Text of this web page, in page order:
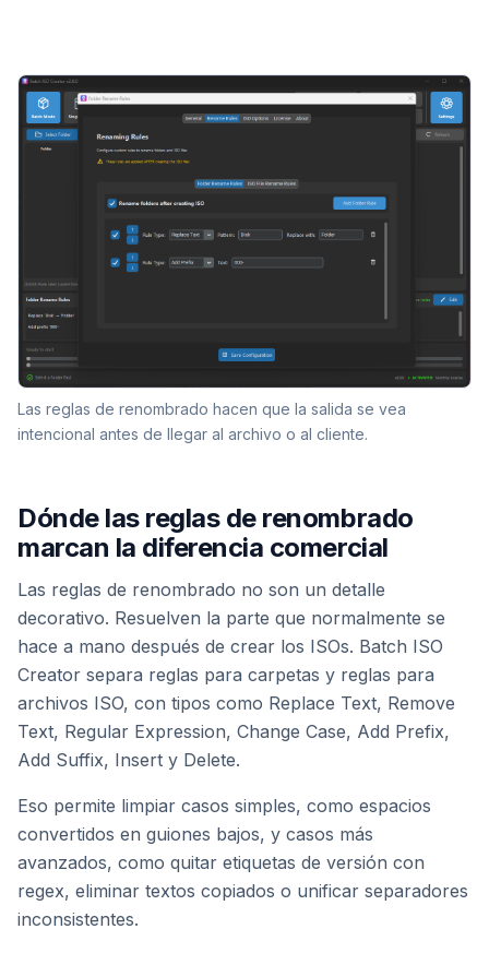
Las reglas de renombrado hacen que la salida se vea
intencional antes de llegar al archivo o al cliente.
Dónde las reglas de renombrado
marcan la diferencia comercial
Las reglas de renombrado no son un detalle
decorativo. Resuelven la parte que normalmente se
hace a mano después de crear los ISOs. Batch ISO
Creator separa reglas para carpetas y reglas para
archivos ISO, con tipos como Replace Text, Remove
Text, Regular Expression, Change Case, Add Prefix,
Add Suffix, Insert y Delete.
Eso permite limpiar casos simples, como espacios
convertidos en guiones bajos, y casos más
avanzados, como quitar etiquetas de versión con
regex, eliminar textos copiados o unificar separadores
inconsistentes.